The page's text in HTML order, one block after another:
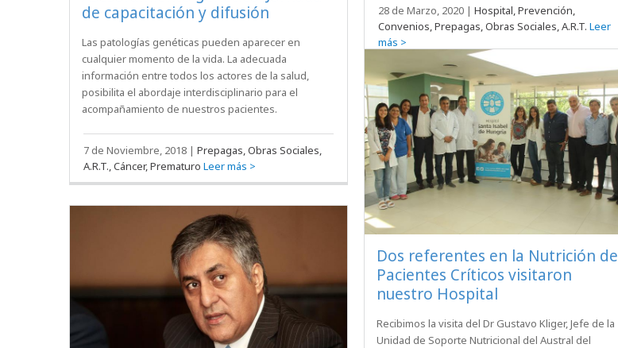
28 de Marzo, 2020 |Hospital, Prevención,
Convenios, Prepagas, Obras Sociales, A.R.T. Leer
más >
de capacitación y difusión
Las patologías genéticas pueden aparecer en
cualquier momento de la vida. La adecuada
información entre todos los actores de la salud,
posibilita el abordaje interdisciplinario para el
acompañamiento de nuestros pacientes.
7 de Noviembre, 2018 |Prepagas, Obras Sociales,
A.R.T., Cáncer, Prematuro Leer más >
Dos referentes en la Nutrición de
Pacientes Críticos visitaron
nuestro Hospital
Recibimos la visita del Dr Gustavo Kliger, Jefe de la
Unidad de Soporte Nutricional del Austral del